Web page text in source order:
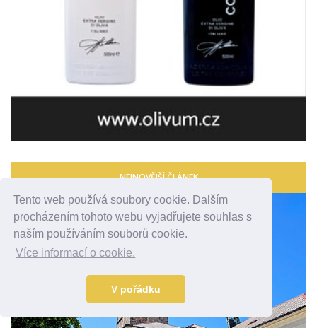
Tento web používá soubory cookie. Dalším
procházením tohoto webu vyjadřujete souhlas s
naším používáním souborů cookie.
Více informací o cookie.
V pořádku
NEJNOVĚJŠÍ ČLÁNEK